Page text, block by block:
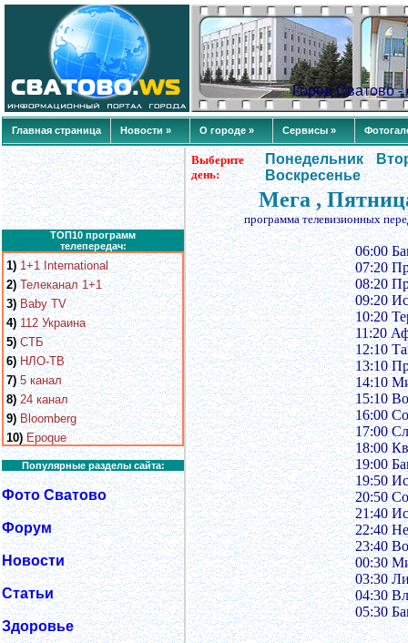
Город Сватово
Главная страница Новости » О городе » Сервисы »
ТОП10 программ
телепередач:
1) 1+1 International
2) Телеканал 1+1
3) Baby TV
4) 112 Украина
5) СТБ
6) НЛО-ТВ
7) 5 канал
8) 24 канал
9) Bloomberg
10) Epoque
Популярные разделы сайта:
Фото Сватово
Форум
Новости
Статьи
Здоровье
Выберите
день:
Понедельник
Воскресенье
Мега ,
программа телевизионных
06:00
07:20
08:20
09:20
10:20
11:20
12:10
13:10
14:10
15:10
16:00
17:00
18:00
19:00
19:50
20:50
21:40
22:40
23:40
00:30
03:30
04:30
05:30